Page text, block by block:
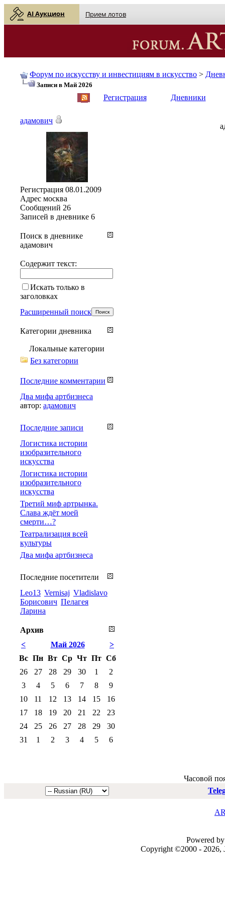
AI Аукцион Прием лотов
Форум по искусству и инвестициям в искусство >
Записи в Май 2026
Регистрация Дневники
адамович
Регистрация 08.01.2009
Адрес москва
Сообщений 26
Записей в дневнике 6
Поиск в дневнике
адамович
Содержит текст:
Искать только в
заголовках
Расширенный поиск
Категории дневника
Локальные категории
Без категории
Последние комментарии
Два мифа артбизнеса
автор: адамович
Последние записи
Логистика истории
изобразительного
искусства
Логистика истории
изобразительного
искусства
Третий миф артрынка.
Слава ждёт моей
смерти…?
Театрализация всей
культуры
Два мифа артбизнеса
Последние посетители
Leo13 Vernisaj Vladislavo
Борисович Пелагея
Ларина
Архив
<
>
Май 2026
Вс Пн Вт Ср Чт Пт Сб
26
27 28 29 30 1
2
3
4 5 6 7 8
9
10
11 12 13 14 15
16
17
18 19 20 21 22
23
24
25 26 27 28 29
30
31
1 2 3 4 5 6
Часовой
Powered
Copyright ©2000 - 2026,